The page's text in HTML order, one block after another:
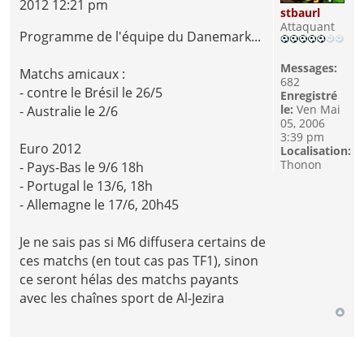
2012 12:21 pm
Programme de l'équipe du Danemark...
Matchs amicaux :
- contre le Brésil le 26/5
- Australie le 2/6
Euro 2012
- Pays-Bas le 9/6 18h
- Portugal le 13/6, 18h
- Allemagne le 17/6, 20h45
Je ne sais pas si M6 diffusera certains de
ces matchs (en tout cas pas TF1), sinon
ce seront hélas des matchs payants
avec les chaînes sport de Al-Jezira
stbaurl
Attaquant
Messages:
682
Enregistré
le: Ven Mai
05, 2006
3:39 pm
Localisation:
Thonon